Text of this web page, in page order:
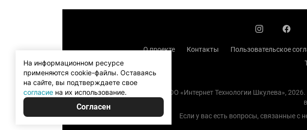
О проекте Контакты Пользовательское
Copyright (с) TOO «Интернет Технологии Шкулева»,
Если у вас есть вопросы, связанные с
На информационном ресурсе
применяются cookie-файлы. Оставаясь
на сайте, вы подтверждаете свое
согласие на их использование.
Согласен